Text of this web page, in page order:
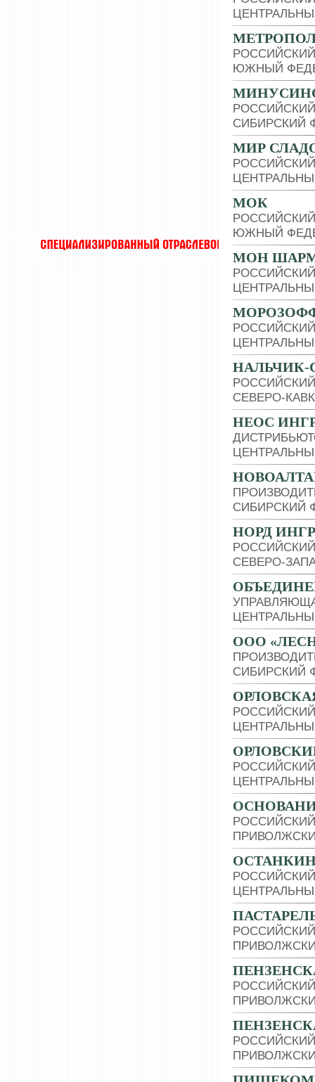
ЮЖНЫЙ
СИБИРСКИЙ
МИР
МОК
ЮЖНЫЙ
МОН
НАЛЬЧИК-
СЕВЕРО-
НЕОС
СИБИРСКИЙ
НОРД
СЕВЕРО-
ООО
СИБИРСКИЙ